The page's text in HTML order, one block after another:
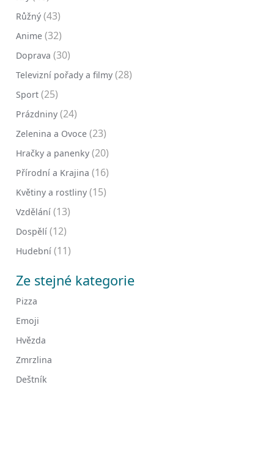
Růžný (43)
Anime (32)
Doprava (30)
Televizní pořady a filmy (28)
Sport (25)
Prázdniny (24)
Zelenina a Ovoce (23)
Hračky a panenky (20)
Přírodní a Krajina (16)
Květiny a rostliny (15)
Vzdělání (13)
Dospělí (12)
Hudební (11)
Ze stejné kategorie
Pizza
Emoji
Hvězda
Zmrzlina
Deštník